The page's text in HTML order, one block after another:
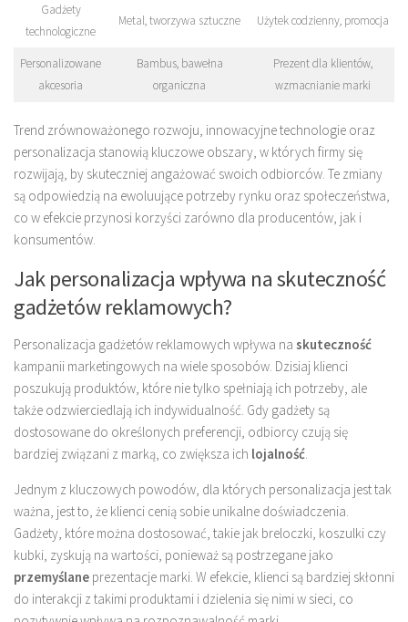
Gadżety
technologiczne
Metal, tworzywa sztuczne Użytek codzienny, promocja
Personalizowane
akcesoria
Bambus, bawełna
organiczna
Prezent dla klientów,
wzmacnianie marki
Trend zrównoważonego rozwoju, innowacyjne technologie oraz
personalizacja stanowią kluczowe obszary, w których firmy się
rozwijają, by skuteczniej angażować swoich odbiorców. Te zmiany
są odpowiedzią na ewoluujące potrzeby rynku oraz społeczeństwa,
co w efekcie przynosi korzyści zarówno dla producentów, jak i
konsumentów.
Jak personalizacja wpływa na skuteczność
gadżetów reklamowych?
Personalizacja gadżetów reklamowych wpływa na skuteczność
kampanii marketingowych na wiele sposobów. Dzisiaj klienci
poszukują produktów, które nie tylko spełniają ich potrzeby, ale
także odzwierciedlają ich indywidualność. Gdy gadżety są
dostosowane do określonych preferencji, odbiorcy czują się
bardziej związani z marką, co zwiększa ich lojalność.
Jednym z kluczowych powodów, dla których personalizacja jest tak
ważna, jest to, że klienci cenią sobie unikalne doświadczenia.
Gadżety, które można dostosować, takie jak breloczki, koszulki czy
kubki, zyskują na wartości, ponieważ są postrzegane jako
przemyślane prezentacje marki. W efekcie, klienci są bardziej skłonni
do interakcji z takimi produktami i dzielenia się nimi w sieci, co